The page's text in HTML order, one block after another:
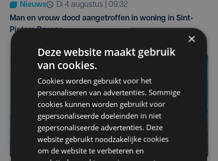
Nieuws
di 4 augustus | 09:32
Man en vrouw dood aangetroffen in woning in Sint-
Pieters Brugge
×
Deze website maakt gebruik
van cookies.
Cookies worden gebruikt voor het
personaliseren van advertenties. Sommige
cookies kunnen worden gebruikt voor
gepersonaliseerde doeleinden in niet
gepersonaliseerde advertenties. Deze
website gebruikt noodzakelijke cookies
om de website te verbeteren en